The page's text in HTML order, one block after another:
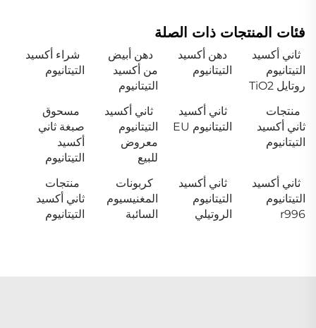
فئات المنتجات ذات الصلة
ثاني أكسيد
التيتانيوم
روتايل TiO2
دهن أكسيد
التيتانيوم
دهن أبيض
من أكسيد
التيتانيوم
شراء أكسيد
التيتانيوم
منتجات
ثاني أكسيد
التيتانيوم
ثاني أكسيد
التيتانيوم EU
ثاني أكسيد
التيتانيوم
معروض
للبيع
مسحوق
صبغة ثاني
أكسيد
التيتانيوم
ثاني أكسيد
التيتانيوم
r996
ثاني أكسيد
التيتانيوم
الروتيلي
كربونات
المغنيسيوم
السائبة
منتجات
ثاني أكسيد
التيتانيوم